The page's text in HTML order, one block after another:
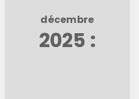
décembre
2025 :